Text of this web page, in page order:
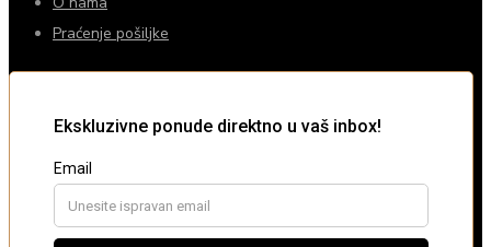
Praćenje pošiljke